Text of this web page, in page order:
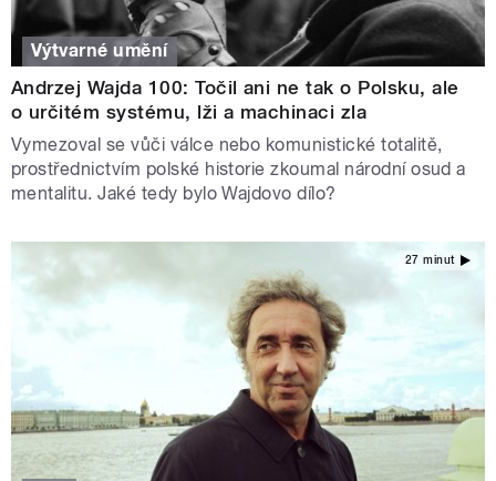
Výtvarné umění
Andrzej Wajda 100: Točil ani ne tak o Polsku, ale
o určitém systému, lži a machinaci zla
Vymezoval se vůči válce nebo komunistické totalitě,
prostřednictvím polské historie zkoumal národní osud a
mentalitu. Jaké tedy bylo Wajdovo dílo?
27 minut